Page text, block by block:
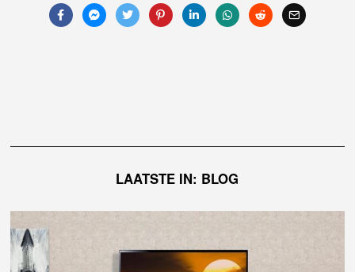
LAATSTE IN: BLOG